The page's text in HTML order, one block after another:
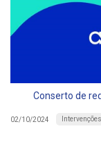
Conserto de
02/10/2024